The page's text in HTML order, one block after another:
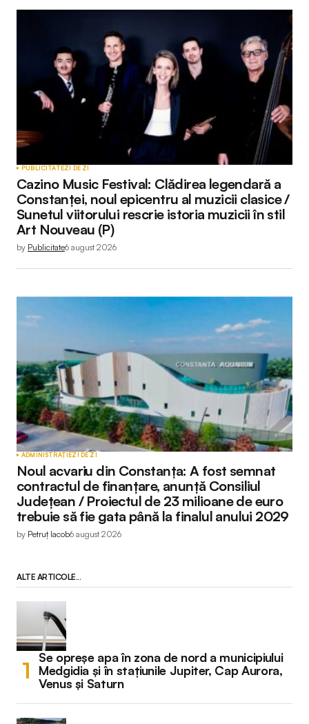
PUBLICITATEZI DE ZI
Cazino Music Festival: Clădirea legendară a
Constanței, noul epicentru al muzicii clasice /
Sunetul viitorului rescrie istoria muzicii în stil
Art Nouveau (P)
by Publicitate6 august 2026
ADMINISTRAȚIEZI DE ZI
Noul acvariu din Constanța: A fost semnat
contractul de finanțare, anunță Consiliul
Județean / Proiectul de 23 milioane de euro
trebuie să fie gata până la finalul anului 2029
by Petruț Iacob6 august 2026
ALTE ARTICOLE...
Se opreșe apa în zona de nord a municipiului
Medgidia și în stațiunile Jupiter, Cap Aurora,
Venus și Saturn